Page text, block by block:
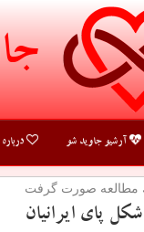
آرشیو جاوید شو
مطالعه صورت گرفت
پای ایرانیان